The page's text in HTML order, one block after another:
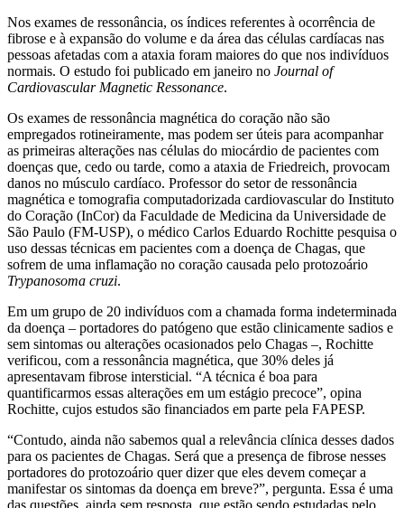
Nos exames de ressonância, os índices referentes à ocorrência de
fibrose e à expansão do volume e da área das células cardíacas nas
pessoas afetadas com a ataxia foram maiores do que nos indivíduos
normais. O estudo foi publicado em janeiro no Journal of
Cardiovascular Magnetic Ressonance.
Os exames de ressonância magnética do coração não são
empregados rotineiramente, mas podem ser úteis para acompanhar
as primeiras alterações nas células do miocárdio de pacientes com
doenças que, cedo ou tarde, como a ataxia de Friedreich, provocam
danos no músculo cardíaco. Professor do setor de ressonância
magnética e tomografia computadorizada cardiovascular do Instituto
do Coração (InCor) da Faculdade de Medicina da Universidade de
São Paulo (FM-USP), o médico Carlos Eduardo Rochitte pesquisa o
uso dessas técnicas em pacientes com a doença de Chagas, que
sofrem de uma inflamação no coração causada pelo protozoário
Trypanosoma cruzi.
Em um grupo de 20 indivíduos com a chamada forma indeterminada
da doença – portadores do patógeno que estão clinicamente sadios e
sem sintomas ou alterações ocasionados pelo Chagas –, Rochitte
verificou, com a ressonância magnética, que 30% deles já
apresentavam fibrose intersticial. “A técnica é boa para
quantificarmos essas alterações em um estágio precoce”, opina
Rochitte, cujos estudos são financiados em parte pela FAPESP.
“Contudo, ainda não sabemos qual a relevância clínica desses dados
para os pacientes de Chagas. Será que a presença de fibrose nesses
portadores do protozoário quer dizer que eles devem começar a
manifestar os sintomas da doença em breve?”, pergunta. Essa é uma
das questões, ainda sem resposta, que estão sendo estudadas pelo